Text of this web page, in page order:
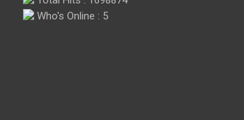
Who's Online : 5